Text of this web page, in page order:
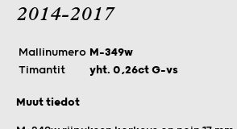
2014-2017
Mallinumero M-349w
Timantit
yht. 0,26ct G-vs
Muut tiedot